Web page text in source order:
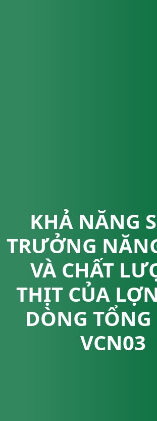
KHẢ NĂNG
TRƯỞNG
VÀ CHẤT
THỊT CỦA
DÒNG
VCN03